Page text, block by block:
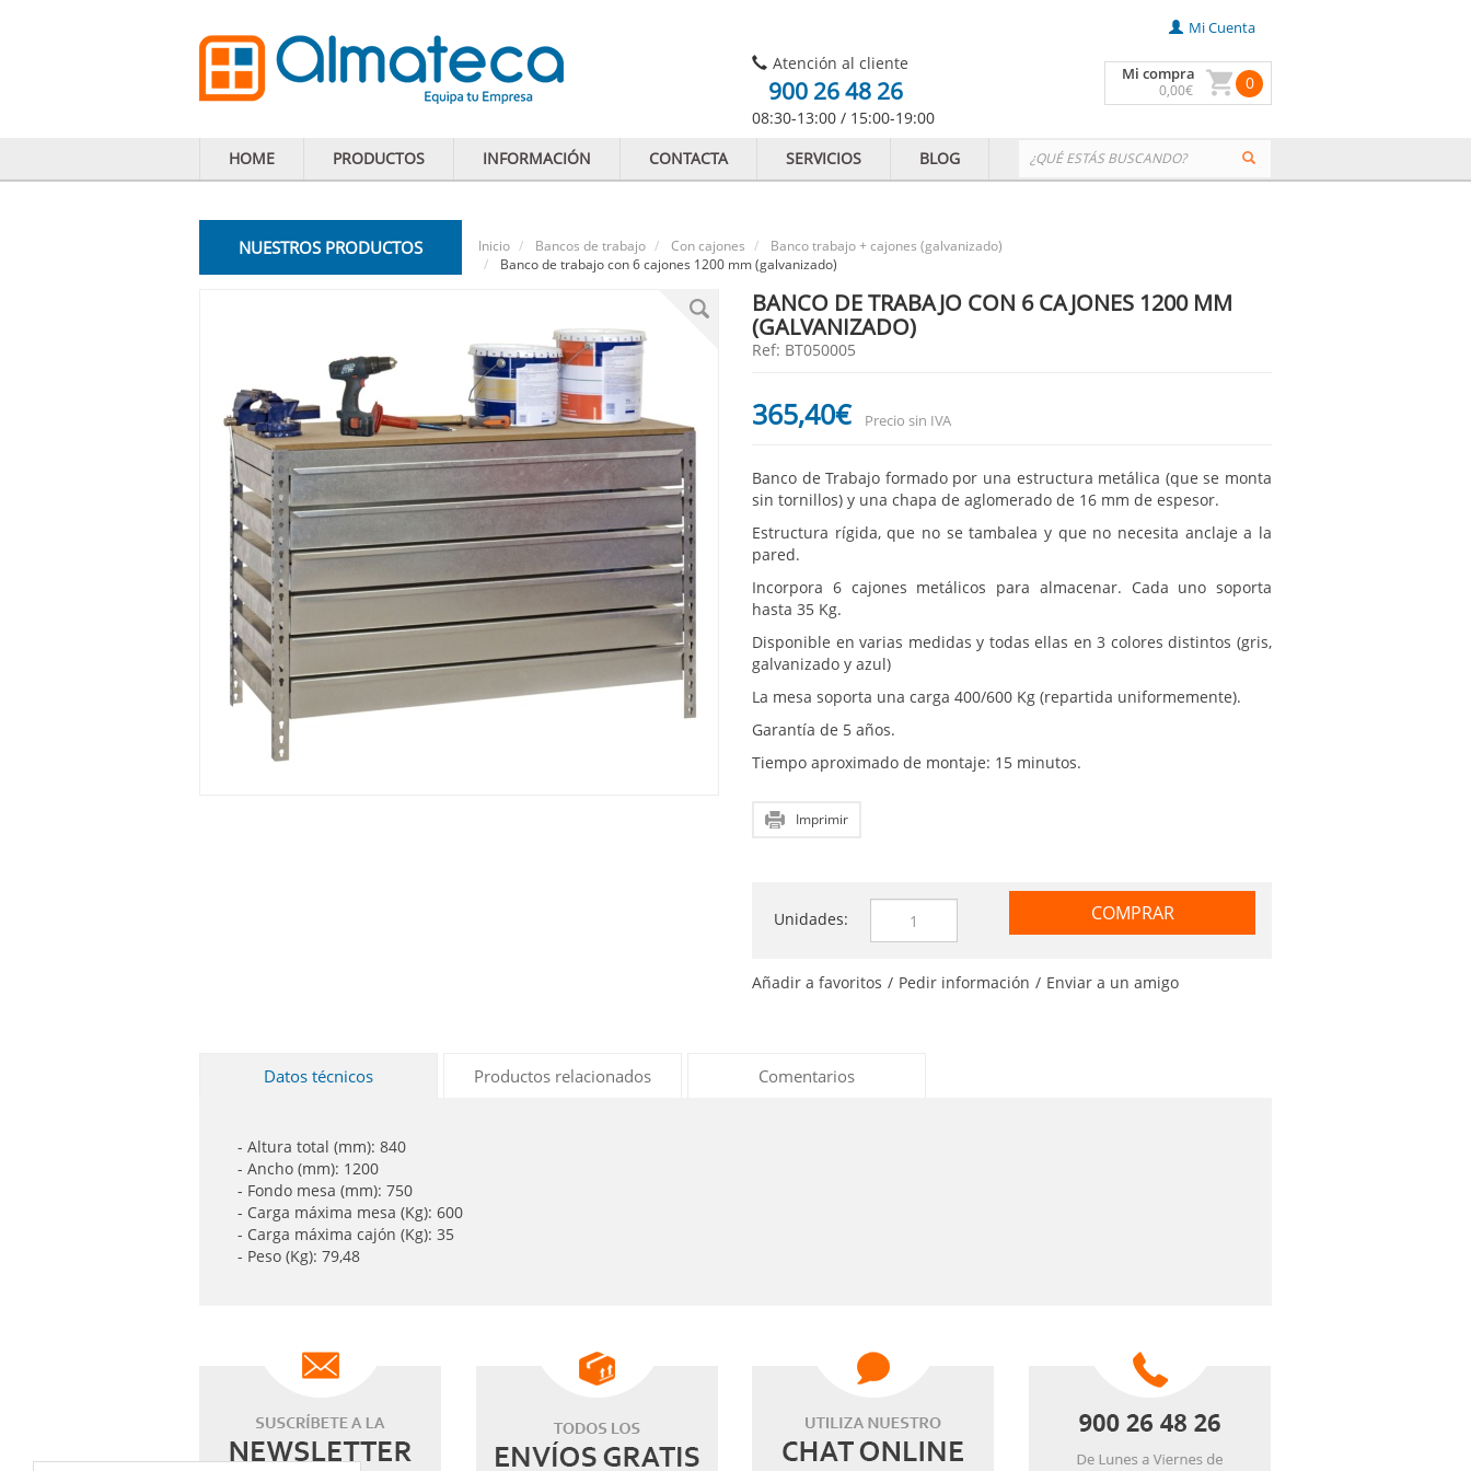
Atención al cliente
900 26 48 26
08:30-13:00 / 15:00-19:00
Mi Cuenta
Mi compra
0,00€ 0
HOME PRODUCTOS INFORMACIÓN CONTACTA SERVICIOS BLOG
NUESTROS PRODUCTOS Inicio Bancos de trabajo Con cajones
Banco trabajo + cajones (galvanizado)
Banco de trabajo con 6 cajones 1200 mm (galvanizado)
BANCO DE TRABAJO CON 6 CAJONES 1200 MM
(GALVANIZADO)
Ref: BT050005
365,40€ Precio sin IVA
Banco de Trabajo formado por una estructura metálica (que se monta
sin tornillos) y una chapa de aglomerado de 16 mm de espesor.
Estructura rígida, que no se tambalea y que no necesita anclaje a la
pared.
Incorpora 6 cajones metálicos para almacenar. Cada uno soporta
hasta 35 Kg.
Disponible en varias medidas y todas ellas en 3 colores distintos (gris,
galvanizado y azul)
La mesa soporta una carga 400/600 Kg (repartida uniformemente).
Garantía de 5 años.
Tiempo aproximado de montaje: 15 minutos.
Imprimir
Unidades: COMPRAR
Añadir a favoritos / Pedir información / Enviar a un amigo
Datos técnicos Productos relacionados Comentarios
- Altura total (mm): 840
- Ancho (mm): 1200
- Fondo mesa (mm): 750
- Carga máxima mesa (Kg): 600
- Carga máxima cajón (Kg): 35
- Peso (Kg): 79,48